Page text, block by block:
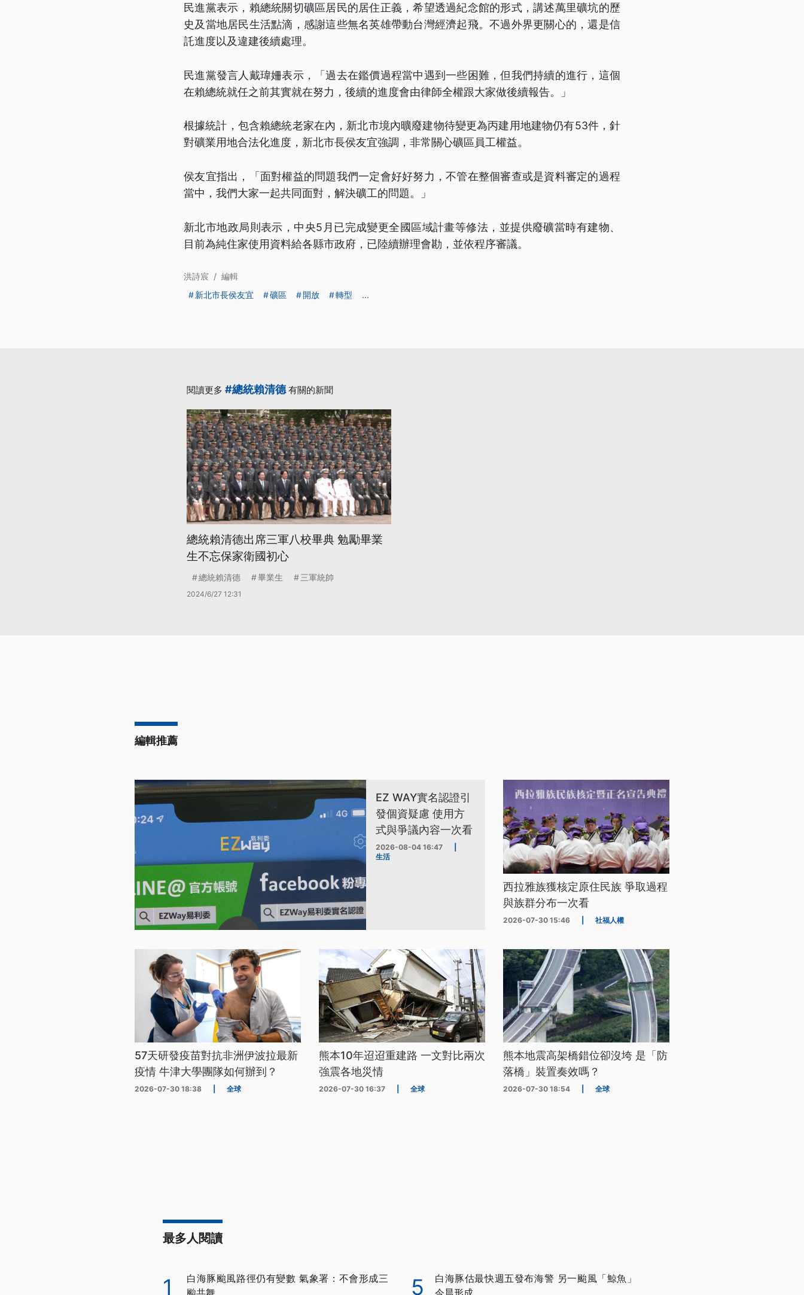
民進黨表示，賴總統關切礦區居民的居住正義，希望透過紀念館的形式，講述萬里礦坑的歷
史及當地居民生活點滴，感謝這些無名英雄帶動台灣經濟起飛。不過外界更關心的，還是信
託進度以及違建後續處理。
民進黨發言人戴瑋姍表示，「過去在鑑價過程當中遇到一些困難，但我們持續的進行，這個
在賴總統就任之前其實就在努力，後續的進度會由律師全權跟大家做後續報告。」
根據統計，包含賴總統老家在內，新北市境內曠廢建物待變更為丙建用地建物仍有53件，針
對礦業用地合法化進度，新北市長侯友宜強調，非常關心礦區員工權益。
侯友宜指出，「面對權益的問題我們一定會好好努力，不管在整個審查或是資料審定的過程
當中，我們大家一起共同面對，解決礦工的問題。」
新北市地政局則表示，中央5月已完成變更全國區域計畫等修法，並提供廢礦當時有建物、
目前為純住家使用資料給各縣市政府，已陸續辦理會勘，並依程序審議。
洪詩宸 / 編輯
新北市長侯友宜
礦區 開放 轉型 ...
閱讀更多 #總統賴清德有關的新聞
總統賴清德出席三軍八校畢典 勉勵畢業
生不忘保家衛國初心
總統賴清德 畢業生 三軍統帥
2024/6/27 12:31
編輯推薦
EZ WAY實名認證引
發個資疑慮 使用方
式與爭議內容一次看
2026-08-04 16:47
生活
西拉雅族獲核定原住民族 爭取過程
與族群分布一次看
2026-07-30 15:46 社福人權
57天研發疫苗對抗非洲伊波拉最新
疫情 牛津大學團隊如何辦到？
2026-07-30 18:38 全球
熊本10年迢迢重建路 一文對比兩次
強震各地災情
2026-07-30 16:37 全球
熊本地震高架橋錯位卻沒垮 是「防
落橋」裝置奏效嗎？
2026-07-30 18:54 全球
最多人閱讀
1
白海豚颱風路徑仍有變數 氣象署：不會形成三
5
白海豚估最快週五發布海警 另一颱風「鯨魚」